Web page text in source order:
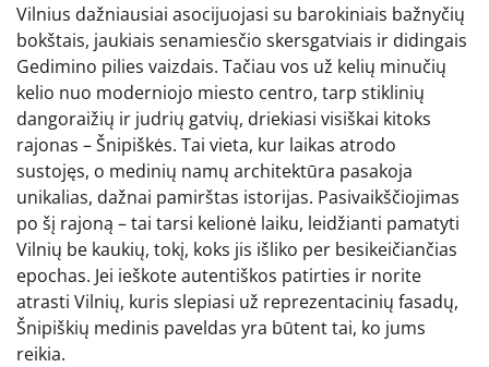
Vilnius dažniausiai asocijuojasi su barokiniais bažnyčių
bokštais, jaukiais senamiesčio skersgatviais ir didingais
Gedimino pilies vaizdais. Tačiau vos už kelių minučių
kelio nuo moderniojo miesto centro, tarp stiklinių
dangoraižių ir judrių gatvių, driekiasi visiškai kitoks
rajonas – Šnipiškės. Tai vieta, kur laikas atrodo
sustojęs, o medinių namų architektūra pasakoja
unikalias, dažnai pamirštas istorijas. Pasivaikščiojimas
po šį rajoną – tai tarsi kelionė laiku, leidžianti pamatyti
Vilnių be kaukių, tokį, koks jis išliko per besikeičiančias
epochas. Jei ieškote autentiškos patirties ir norite
atrasti Vilnių, kuris slepiasi už reprezentacinių fasadų,
Šnipiškių medinis paveldas yra būtent tai, ko jums
reikia.